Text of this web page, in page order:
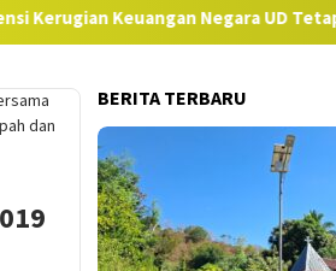
Keuangan Negara UD Tetap Jaya
BERITA TERBARU